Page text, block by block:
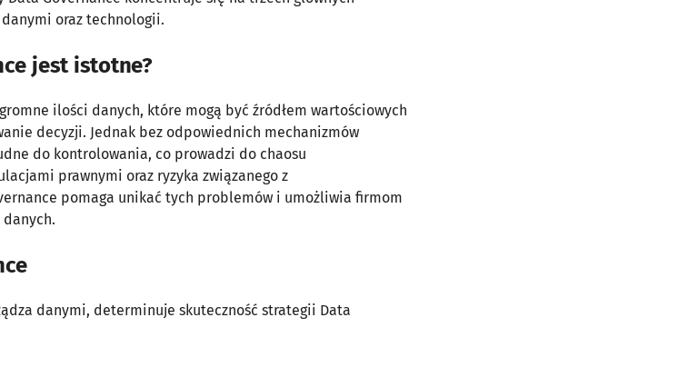
oraz technologii.
jest istotne?
ilości danych, które mogą być źródłem wartościowych
decyzji. Jednak bez odpowiednich mechanizmów
do kontrolowania, co prowadzi do chaosu
prawnymi oraz ryzyka związanego z
pomaga unikać tych problemów i umożliwia firmom
danych.
danymi, determinuje skuteczność strategii Data